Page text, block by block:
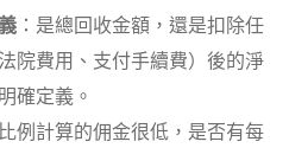
：是總回收金額，還是扣除任
院費用、支付手續費）後的淨
確定義。
例計算的佣金很低，是否有每